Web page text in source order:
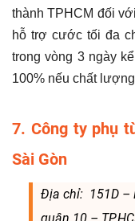
thành TPHCM đối
hỗ trợ cước tối đa
trong vòng 3 ngày
100% nếu chất
7. Công ty phụ
Sài Gòn
Địa chỉ: 151D –